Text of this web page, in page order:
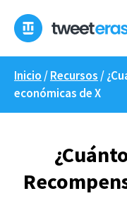
contenido
Inicio /Recursos /
económicas de X